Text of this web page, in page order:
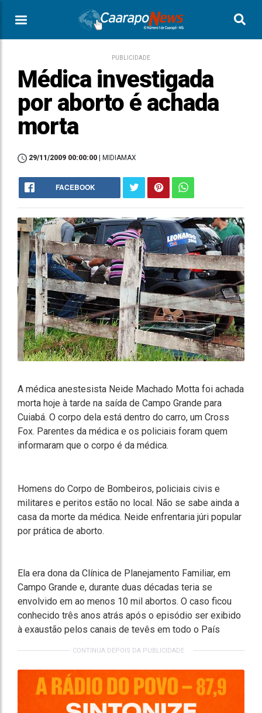
PUBLICIDADE
Médica investigada
por aborto é achada
morta
29/11/2009 00:00:00 | MIDIAMAX
FACEBOOK
A médica anestesista Neide Machado Motta foi achada
morta hoje à tarde na saída de Campo Grande para
Cuiabá. O corpo dela está dentro do carro, um Cross
Fox. Parentes da médica e os policiais foram quem
informaram que o corpo é da médica.
Homens do Corpo de Bombeiros, policiais civis e
militares e peritos estão no local. Não se sabe ainda a
casa da morte da médica. Neide enfrentaria júri popular
por prática de aborto.
Ela era dona da Clínica de Planejamento Familiar, em
Campo Grande e, durante duas décadas teria se
envolvido em ao menos 10 mil abortos. O caso ficou
conhecido três anos atrás após o episódio ser exibido
à exaustão pelos canais de tevês em todo o País
CONTINUA DEPOIS DA PUBLICIDADE